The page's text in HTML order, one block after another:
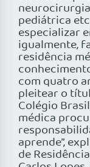
pediátrica
especializar
igualmente,
residência
com quatro
pleitear o
Colégio
médica
aprende”,
de